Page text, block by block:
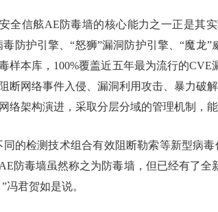
全信舷AE防毒墙的核心能力之一正是其
毒防护引擎、“怒狮”漏洞防护引擎、“魔龙
样本库，100%覆盖近五年最为流行的
断网络事件入侵、漏洞利用攻击、暴力破
络架构演进，采取分层分域的管理机制，
同的检测技术组合有效阻断勒索等新型病
防毒墙虽然称之为防毒墙，但已经有了全
冯君贺如是说。